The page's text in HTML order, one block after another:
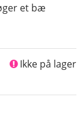
et bæ
Ikke på lager